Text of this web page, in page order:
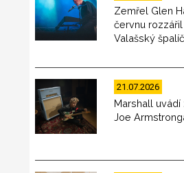
Zemřel Glen
červnu
Valašský
21.07.2026
Marshall
Joe